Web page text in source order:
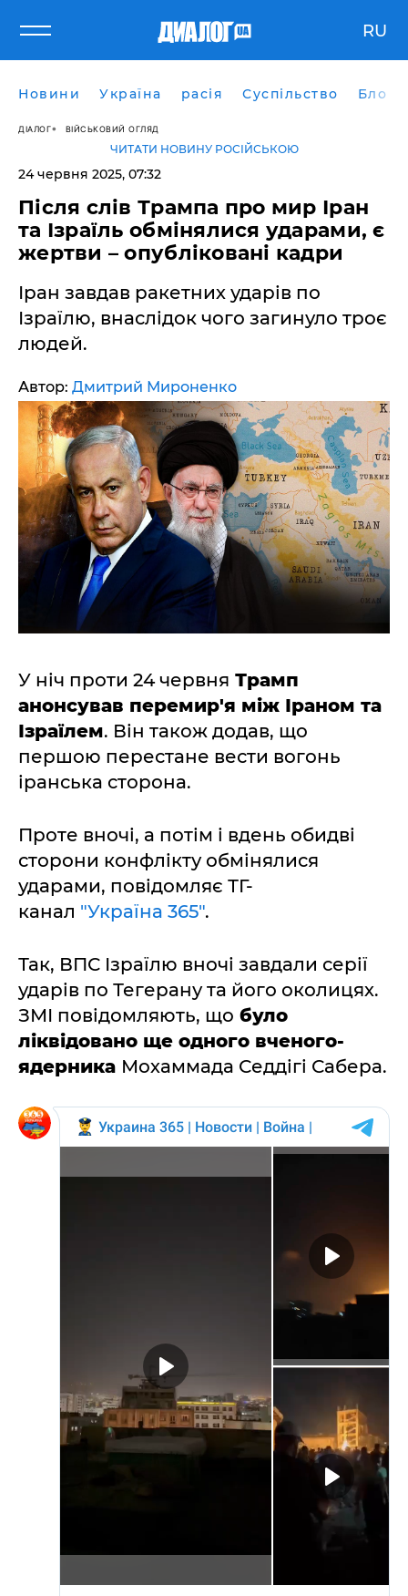
RU
Новини Україна расія Суспільство Блоги
ДІАЛОГ ВІЙСЬКОВИЙ ОГЛЯД
ЧИТАТИ НОВИНУ РОСІЙСЬКОЮ
24 червня 2025, 07:32
Після слів Трампа про мир Іран
та Ізраїль обмінялися ударами, є
жертви – опубліковані кадри
Іран завдав ракетних ударів по
Ізраїлю, внаслідок чого загинуло троє
людей.
Автор: Дмитрий Мироненко
У ніч проти 24 червня Трамп
анонсував перемир'я між Іраном та
Ізраїлем. Він також додав, що
першою перестане вести вогонь
іранська сторона.
Проте вночі, а потім і вдень обидві
сторони конфлікту обмінялися
ударами, повідомляє ТГ-
канал "Україна 365".
Так, ВПС Ізраїлю вночі завдали серії
ударів по Тегерану та його околицях.
ЗМІ повідомляють, що було
ліквідовано ще одного вченого-
ядерника Мохаммада Седдігі Сабера.